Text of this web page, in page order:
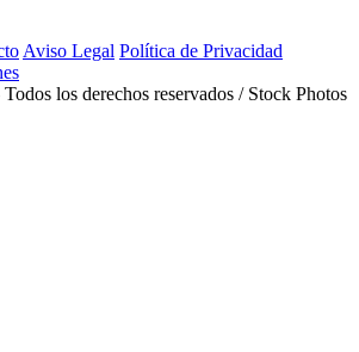
Aviso Legal Política de Privacidad
los derechos reservados / Stock Photos